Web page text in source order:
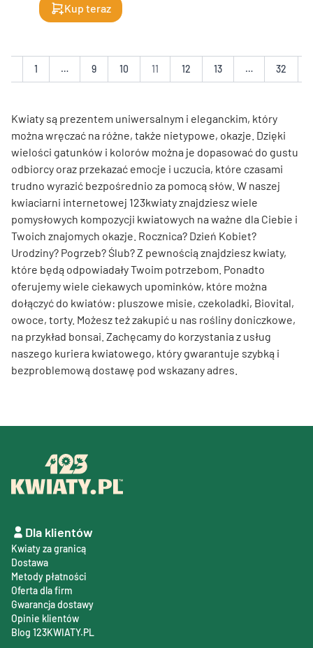
Kup teraz
1 … 9 10 11 12 13 … 32
Kwiaty są prezentem uniwersalnym i eleganckim, który
można wręczać na różne, także nietypowe, okazje. Dzięki
wielości gatunków i kolorów można je dopasować do gustu
odbiorcy oraz przekazać emocje i uczucia, które czasami
trudno wyrazić bezpośrednio za pomocą słów. W naszej
kwiaciarni internetowej 123kwiaty znajdziesz wiele
pomysłowych kompozycji kwiatowych na ważne dla Ciebie i
Twoich znajomych okazje. Rocznica? Dzień Kobiet?
Urodziny? Pogrzeb? Ślub? Z pewnością znajdziesz kwiaty,
które będą odpowiadały Twoim potrzebom. Ponadto
oferujemy wiele ciekawych upominków, które można
dołączyć do kwiatów: pluszowe misie, czekoladki, Biovital,
owoce, torty. Możesz też zakupić u nas rośliny doniczkowe,
na przykład bonsai. Zachęcamy do korzystania z usług
naszego kuriera kwiatowego, który gwarantuje szybką i
bezproblemową dostawę pod wskazany adres.
Dla klientów
Kwiaty za granicą
Dostawa
Metody płatności
Oferta dla firm
Gwarancja dostawy
Opinie klientów
Blog 123KWIATY.PL